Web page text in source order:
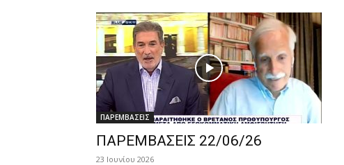
ΠΑΡΕΜΒΑΣΕΙΣ
ΠΑΡΕΜΒΑΣΕΙΣ 22/06/26
23 Ιουνίου 2026